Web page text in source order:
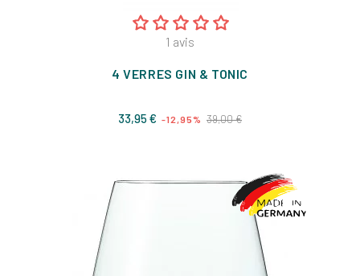
1 avis
4 VERRES GIN & TONIC
33,95 € Prix
-12,95% 39,00 €Prix